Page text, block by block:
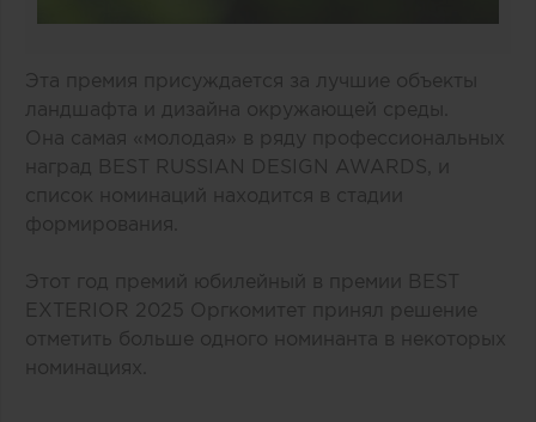
Эта премия присуждается за лучшие объекты
ландшафта и дизайна окружающей среды.
Она самая «молодая» в ряду профессиональных
наград BEST RUSSIAN DESIGN AWARDS, и
список номинаций находится в стадии
формирования.
Этот год премий юбилейный в премии BEST
EXTERIOR 2025 Оргкомитет принял решение
отметить больше одного номинанта в некоторых
номинациях.